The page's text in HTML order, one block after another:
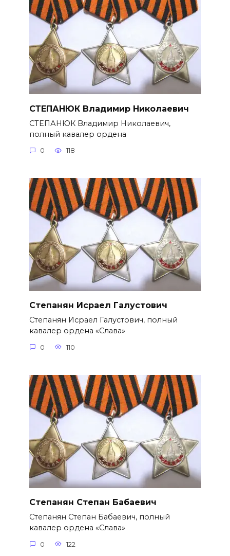
СТЕПАНЮК Владимир Николаевич
СТЕПАНЮК Владимир Николае­вич,
полный кавалер ордена
0 118
Степанян Исраел Галустович
Степанян Исраел Галустович, полный
кавалер ордена «Слава»
0 110
Степанян Степан Бабаевич
Степанян Степан Бабаевич, полный
кавалер ордена «Слава»
0 122